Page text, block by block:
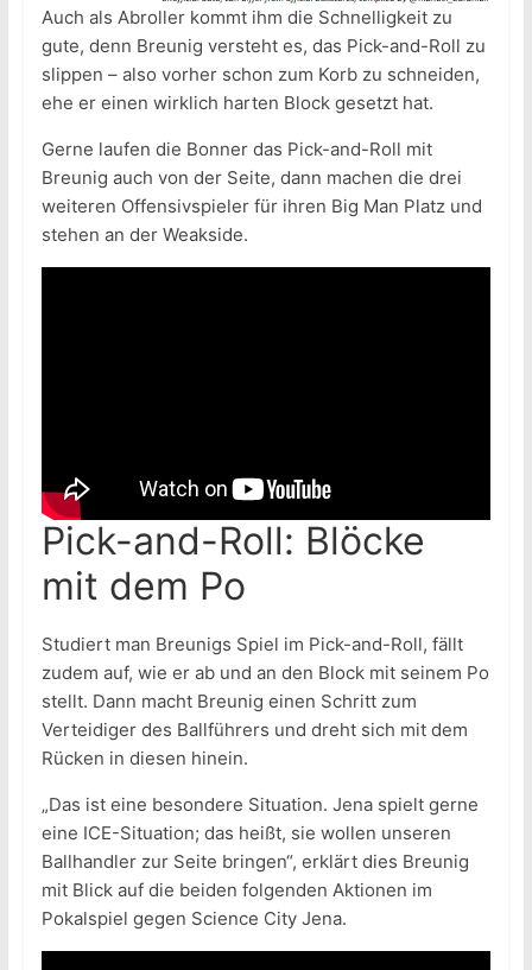
Auch als Abroller kommt ihm die Schnelligkeit zu
gute, denn Breunig versteht es, das Pick-and-Roll zu
slippen – also vorher schon zum Korb zu schneiden,
ehe er einen wirklich harten Block gesetzt hat.
Gerne laufen die Bonner das Pick-and-Roll mit
Breunig auch von der Seite, dann machen die drei
weiteren Offensivspieler für ihren Big Man Platz und
stehen an der Weakside.
Pick-and-Roll: Blöcke
mit dem Po
Studiert man Breunigs Spiel im Pick-and-Roll, fällt
zudem auf, wie er ab und an den Block mit seinem Po
stellt. Dann macht Breunig einen Schritt zum
Verteidiger des Ballführers und dreht sich mit dem
Rücken in diesen hinein.
„Das ist eine besondere Situation. Jena spielt gerne
eine ICE-Situation; das heißt, sie wollen unseren
Ballhandler zur Seite bringen“, erklärt dies Breunig
mit Blick auf die beiden folgenden Aktionen im
Pokalspiel gegen Science City Jena.